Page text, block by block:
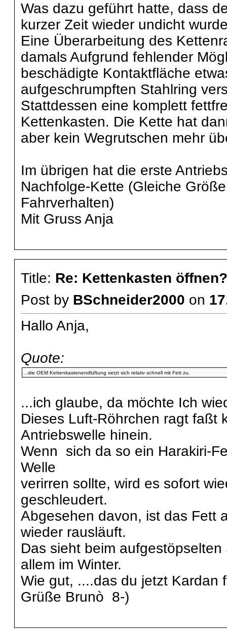
Was dazu geführt hatte, dass
kurzer Zeit wieder undicht
Eine Überarbeitung des
damals Aufgrund fehlender
beschädigte Kontaktfläche
aufgeschrumpften Stahlring
Stattdessen eine komplett
Kettenkasten. Die Kette hat
aber kein Wegrutschen mehr
Im übrigen hat die erste
Nachfolge-Kette (Gleiche
Fahrverhalten)
Mit Gruss Anja
Title: Re: Kettenkasten öffnen?
Post by BSchneider2000 on
Hallo Anja,
Quote:
...die OEM Kettenkastenendlüftung setzt sich relativ schnell mit Fett zu.
...ich glaube, da möchte Ich
Dieses Luft-Röhrchen ragt faßt
Antriebswelle hinein.
Wenn sich da so ein Harakiri-
Welle
verirren sollte, wird es sofort
geschleudert.
Abgesehen davon, ist das Fett
wieder rausläuft.
Das sieht beim
allem im Winter.
Wie gut, ....das du jetzt Kardan
Grüße Brunò 8-)